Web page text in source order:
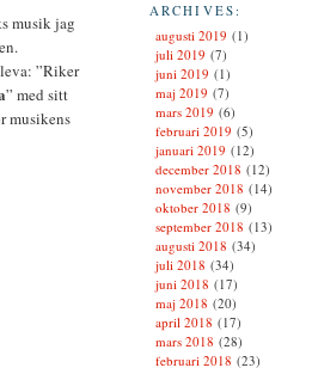
musik jag
”Riker
” med sitt
musikens
ARCHIVES:
augusti 2019 (1)
juli 2019 (7)
juni 2019 (1)
maj 2019 (7)
mars 2019 (6)
februari 2019 (5)
januari 2019 (12)
december 2018 (12)
november 2018 (14)
oktober 2018 (9)
september 2018 (13)
augusti 2018 (34)
juli 2018 (34)
juni 2018 (17)
maj 2018 (20)
april 2018 (17)
mars 2018 (28)
februari 2018 (23)